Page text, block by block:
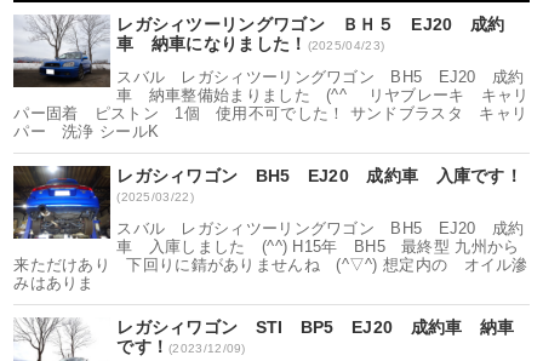
レガシィツーリングワゴン ＢＨ５ EJ20 成約
車 納車になりました！ (2025/04/23)
スバル レガシィツーリングワゴン BH5 EJ20 成約
車 納車整備始まりました (^^ゞ リヤブレーキ キャリ
パー固着 ピストン 1個 使用不可でした！ サンドブラスタ キャリ
パー 洗浄 シールK
レガシィワゴン BH5 EJ20 成約車 入庫です！
(2025/03/22)
スバル レガシィツーリングワゴン BH5 EJ20 成約
車 入庫しました (^^) H15年 BH5 最終型 九州から
来ただけあり 下回りに錆がありませんね (^▽^) 想定内の オイル滲
みはありま
レガシィワゴン STI BP5 EJ20 成約車 納車
です！(2023/12/09)